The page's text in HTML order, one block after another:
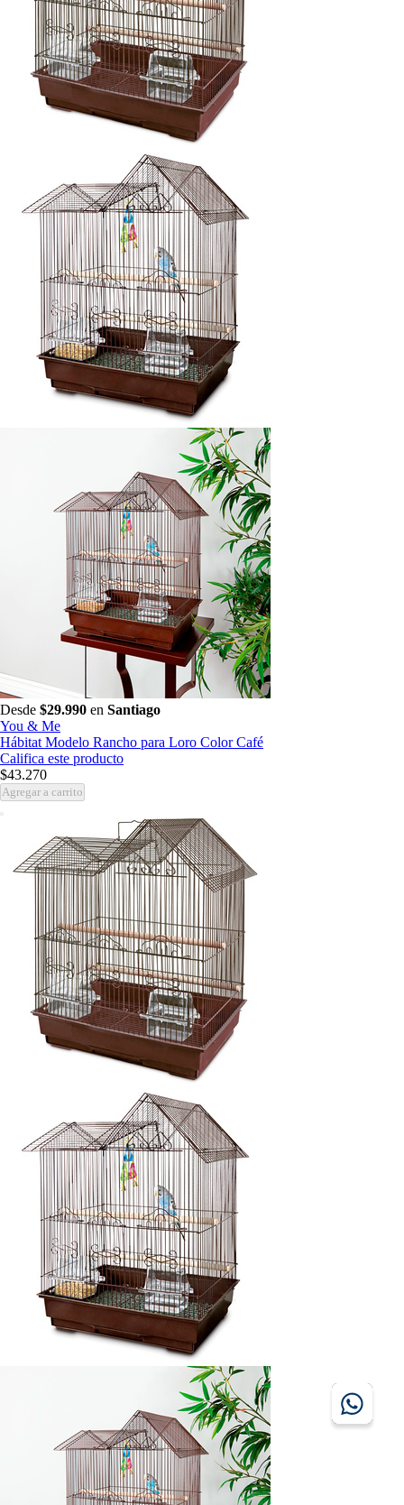
Desde $29.990 en Santiago
You & Me
Hábitat Modelo Rancho para Loro Color Café
Califica este producto
$43.270
Agregar a carrito